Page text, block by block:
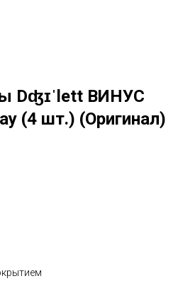
Dʤɪˈlett ВИНУС
(4 шт.) (Оригинал)